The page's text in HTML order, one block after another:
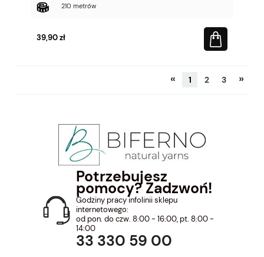
210 metrów
39,90 zł
« 1 2 3 »
Potrzebujesz
pomocy? Zadzwoń!
Godziny pracy infolinii sklepu
internetowego:
od pon. do czw. 8:00 - 16:00, pt. 8:00 -
14:00
33 330 59 00